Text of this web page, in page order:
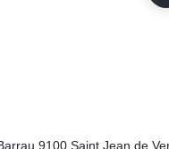
Jean de